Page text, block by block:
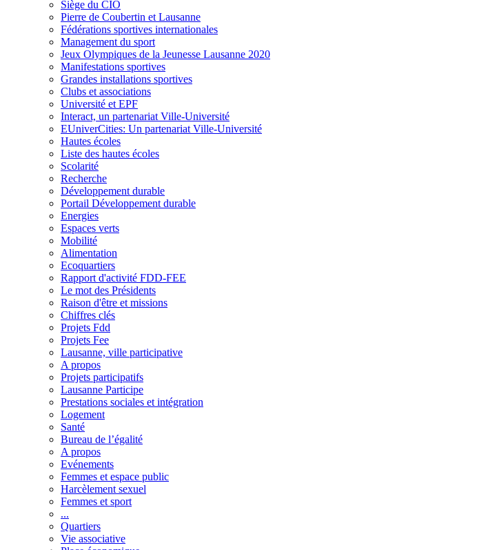
Siège du CIO
Pierre de Coubertin et Lausanne
Fédérations sportives internationales
Management du sport
Jeux Olympiques de la Jeunesse Lausanne 2020
Manifestations sportives
Grandes installations sportives
Clubs et associations
Université et EPF
Interact, un partenariat Ville-Université
EUniverCities: Un partenariat Ville-Université
Hautes écoles
Liste des hautes écoles
Scolarité
Recherche
Développement durable
Portail Développement durable
Energies
Espaces verts
Mobilité
Alimentation
Ecoquartiers
Rapport d'activité FDD-FEE
Le mot des Présidents
Raison d'être et missions
Chiffres clés
Projets Fdd
Projets Fee
Lausanne, ville participative
A propos
Projets participatifs
Lausanne Participe
Prestations sociales et intégration
Logement
Santé
Bureau de l’égalité
A propos
Evénements
Femmes et espace public
Harcèlement sexuel
Femmes et sport
...
Quartiers
Vie associative